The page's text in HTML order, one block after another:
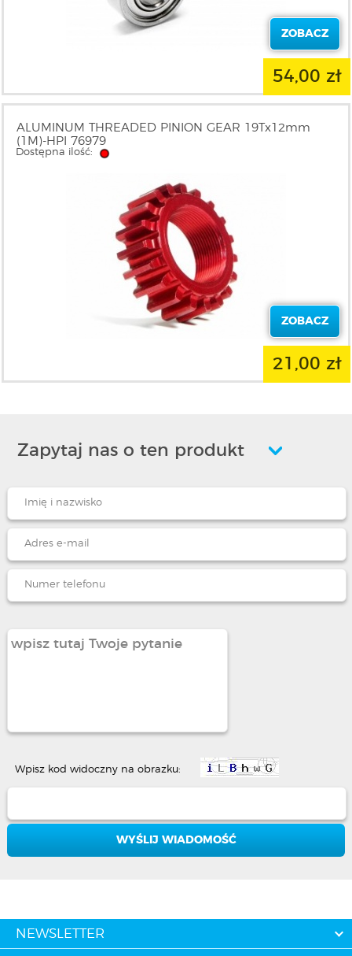
ZOBACZ
54,00 zł
ALUMINUM THREADED PINION GEAR 19Tx12mm
(1M)-HPI 76979
Dostępna ilość:
ZOBACZ
21,00 zł
Zapytaj nas o ten produkt
Wpisz kod widoczny na obrazku:
NEWSLETTER